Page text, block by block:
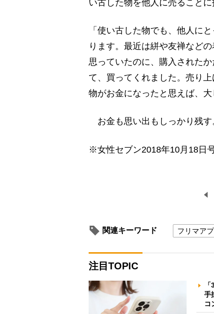
い古した物を他人に売ること
「使い古した物でも、他人に
ります。最近は絣や友禅など
思っていたのに、購入された
て、買ってくれました。売り
物がお金になったと思えば、大
お金も思い出もしっかり残す
※女性セブン2018年10月18日
関連キーワード フリマアプ
注目TOPIC
手
コ